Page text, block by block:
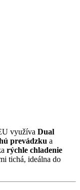
využíva Dual
prevádzku a
rýchle chladenie
tichá, ideálna do